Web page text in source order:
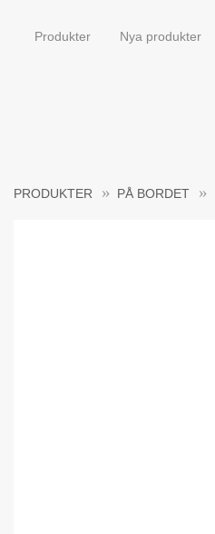
Produkter Nya produkter
PRODUKTER PÅ BORDET